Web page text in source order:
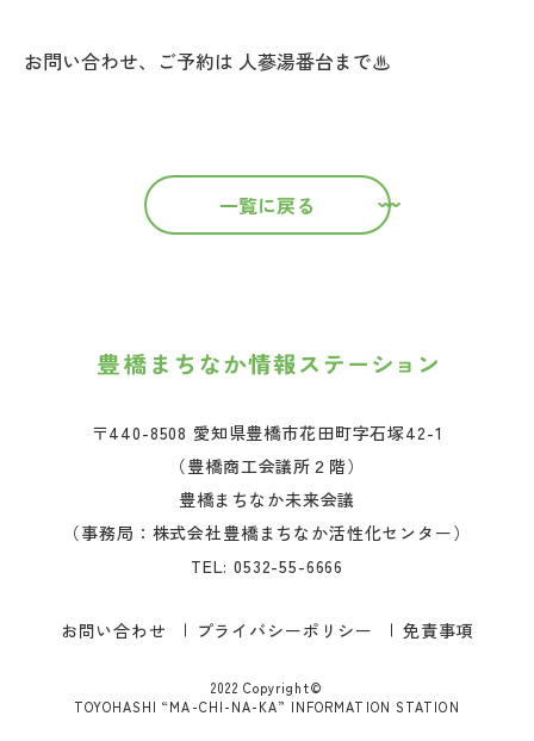
お問い合わせ、ご予約は 人蔘湯番台まで♨︎
一覧に戻る
〒440-8508 愛知県豊橋市花田町字石塚42-1
（豊橋商工会議所２階）
豊橋まちなか未来会議
（事務局：株式会社豊橋まちなか活性化センター）
TEL:0532-55-6666
お問い合わせ プライバシーポリシー 免責事項
2022 Copyright©
TOYOHASHI “MA-CHI-NA-KA” INFORMATION STATION